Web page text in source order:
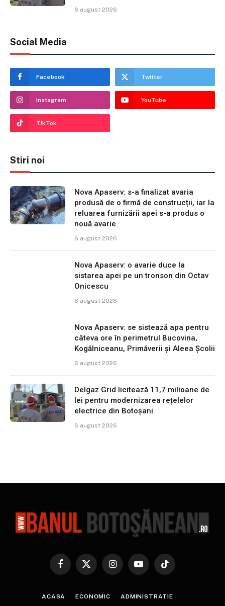
6 august 2026
Social Media
Facebook Twitter
Instagram YouTube
TikTok
Stiri noi
Nova Apaserv: s-a finalizat avaria
produsă de o firmă de construcții, iar la
reluarea furnizării apei s-a produs o
nouă avarie
6 august 2026
Nova Apaserv: o avarie duce la
sistarea apei pe un tronson din Octav
Onicescu
6 august 2026
Nova Apaserv: se sistează apa pentru
câteva ore în perimetrul Bucovina,
Kogălniceanu, Primăverii și Aleea Școlii
6 august 2026
Delgaz Grid licitează 11,7 milioane de
lei pentru modernizarea rețelelor
electrice din Botoșani
6 august 2026
Facebook
X
InstagramYouTubeTikTok
ACASA ECONOMIC ADMINISTRATIE